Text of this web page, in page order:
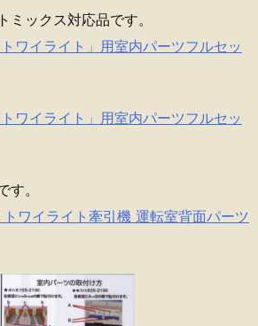
ミックス対応品です。
ワイライト」用室内パーツフルセッ
ワイライト」用室内パーツフルセッ
。
ワイライト牽引機 運転室背面パーツ